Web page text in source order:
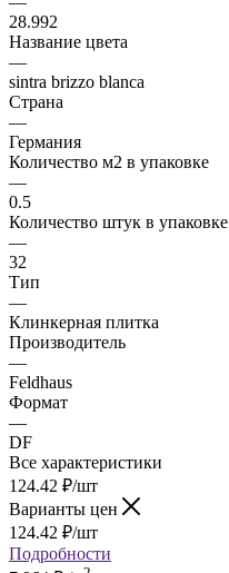
28.992
Название цвета
—
sintra brizzo blanca
Страна
—
Германия
Количество м2 в упаковке
—
0.5
Количество штук в упаковке
—
32
Тип
—
Клинкерная плитка
Производитель
—
Feldhaus
Формат
—
DF
Все характеристики
124.42 ₽/шт
Варианты цен
124.42 ₽/шт
Подробности